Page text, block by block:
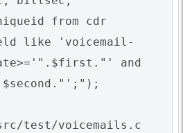
from cdr
like 'voicemail-
and
test/voicemails.c